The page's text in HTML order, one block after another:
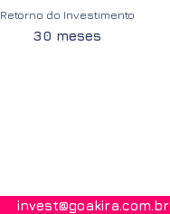
invest@goakira.com.br
Retorno do Investimento
30 meses